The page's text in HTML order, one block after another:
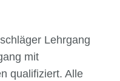
Lehrgang
mit
qualifiziert. Alle